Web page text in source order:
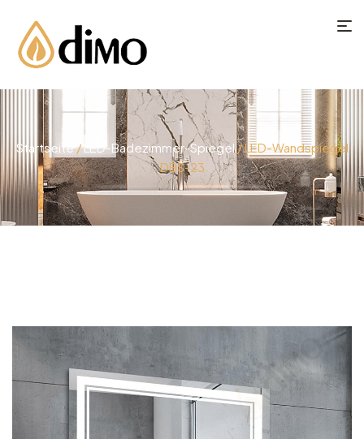
Startseite/LED-Badezimmer-Spiegel/ LED-Wandspiegel
DBS-23